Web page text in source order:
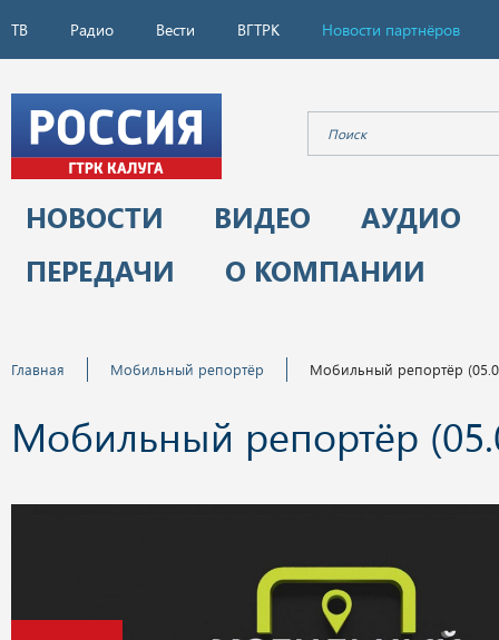
ТВ Радио Вести ВГТРК Новости партнёров
НОВОСТИ ВИДЕО
АУДИО
ПЕРЕДАЧИ
О КОМПАНИИ
Главная Мобильный репортёр Мобильный репортёр
Мобильный репортёр